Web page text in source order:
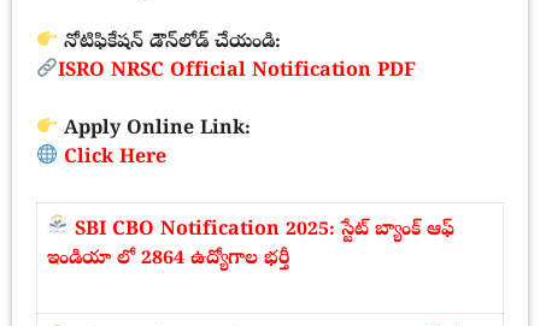
నోటిఫికేషన్ డౌన్‌లోడ్ చేయండి:
ISRO NRSC Official Notification PDF
Apply Online Link:
Click Here
SBI CBO Notification 2025: స్టేట్ బ్యాంక్ ఆఫ్
ఇండియా లో 2864 ఉద్యోగాల భర్తీ